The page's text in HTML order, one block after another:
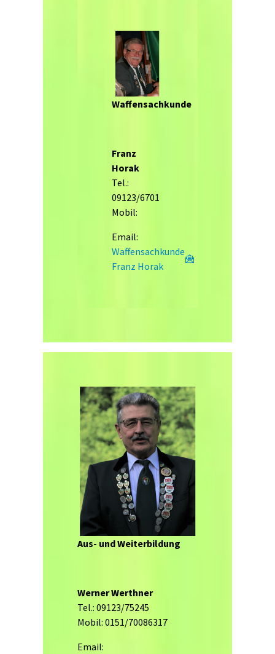
Waffensachkunde
Franz
Horak
Tel.:
09123/6701
Mobil:
Email:
Waffensachkunde
Franz Horak
Aus- und Weiterbildung
Werner Werthner
Tel.: 09123/75245
Mobil: 0151/70086317
Email: